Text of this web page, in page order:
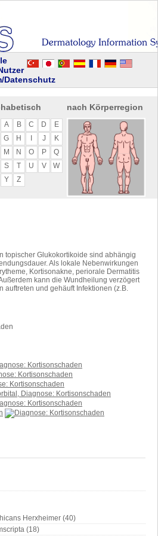
Datenschutz
A B C D
E
G H J
K
M N O P
Q
S T U V
W
Y Z
nach Körperregion
Herxheimer (40)
(18)
topischer Glukokortikoide sind abhängig
Als lokale Nebenwirkungen
Kortisonakne, periorale Dermatitis
kann die Wundheilung verzögert
auftreten und gehäuft Infektionen (z.B.